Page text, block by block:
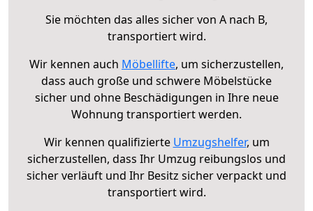
Sie möchten das alles sicher von A nach B,
transportiert wird.
Wir kennen auch Möbellifte, um sicherzustellen,
dass auch große und schwere Möbelstücke
sicher und ohne Beschädigungen in Ihre neue
Wohnung transportiert werden.
Wir kennen qualifizierte Umzugshelfer, um
sicherzustellen, dass Ihr Umzug reibungslos und
sicher verläuft und Ihr Besitz sicher verpackt und
transportiert wird.